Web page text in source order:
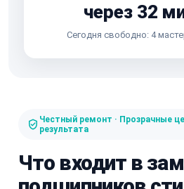
через 32
Сегодня свободно: 4
Честный ремонт · Прозрачные
результата
Что входит в